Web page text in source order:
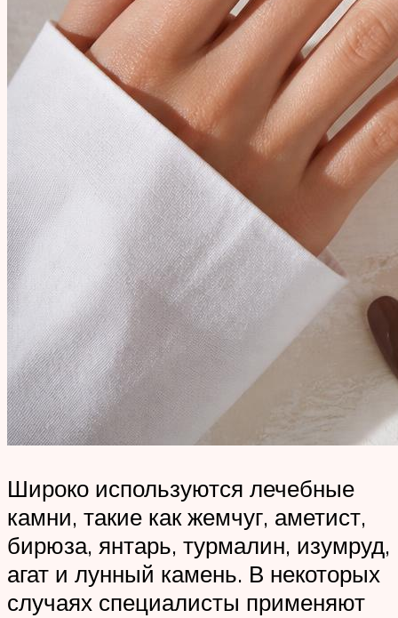
Широко используются лечебные
камни, такие как жемчуг, аметист,
бирюза, янтарь, турмалин, изумруд,
агат и лунный камень. В некоторых
случаях специалисты применяют